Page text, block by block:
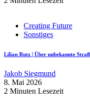
Creating Future
Sonstiges
Lilian Rutz | Über unbekannte
Jakob Siegmund
8. Mai 2026
2 Minuten Lesezeit